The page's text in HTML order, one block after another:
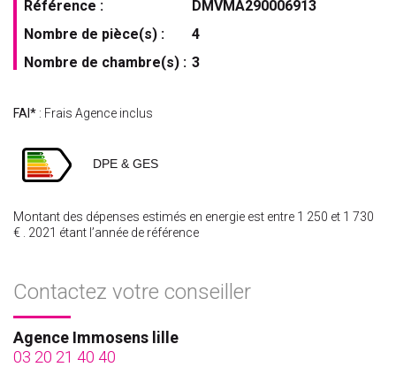
Référence :
DMVMA290006913
Nombre de pièce(s) :
4
Nombre de chambre(s) : 3
FAI* : Frais Agence inclus
DPE & GES
Montant des dépenses estimés en energie est entre 1 250 et 1 730
€ . 2021 étant l’année de référence
Contactez votre conseiller
Agence Immosens lille
03 20 21 40 40